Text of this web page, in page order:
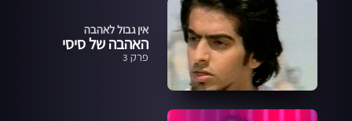
אין גבול לאהבה
האהבה של סיסי
פרק 3